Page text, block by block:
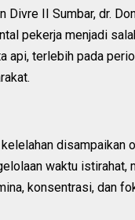
II Sumbar, dr.
pekerja menjadi
api, terlebih pada
waktu istirahat,
konsentrasi, dan